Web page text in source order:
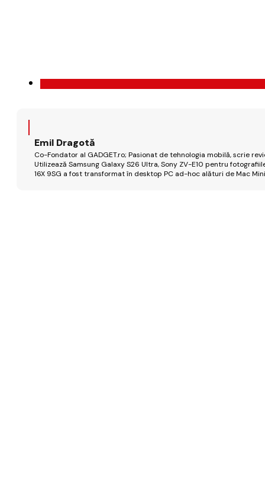
Emil Dragotă
Co-Fondator al GADGET.ro; Pasionat de tehnologia mobilă, scrie
Utilizează Samsung Galaxy S26 Ultra, Sony ZV-E10 pentru
16X 9SG a fost transformat în desktop PC ad-hoc alături de Mac